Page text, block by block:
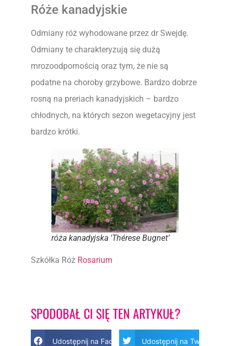
Róże kanadyjskie
Odmiany róż wyhodowane przez dr Swejdę.
Odmiany te charakteryzują się dużą
mrozoodpornością oraz tym, że nie są
podatne na choroby grzybowe. Bardzo dobrze
rosną na preriach kanadyjskich – bardzo
chłodnych, na których sezon wegetacyjny jest
bardzo krótki.
róża kanadyjska 'Thérese Bugnet’
Szkółka Róż Rosarium
SPODOBAŁ CI SIĘ TEN ARTYKUŁ?
Udostępnij na Facebook Udostępnij na Twitter